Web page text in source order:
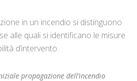
in un incendio si distinguono
alle quali si identificano le misure
d’intervento.
propagazione dell’incendio